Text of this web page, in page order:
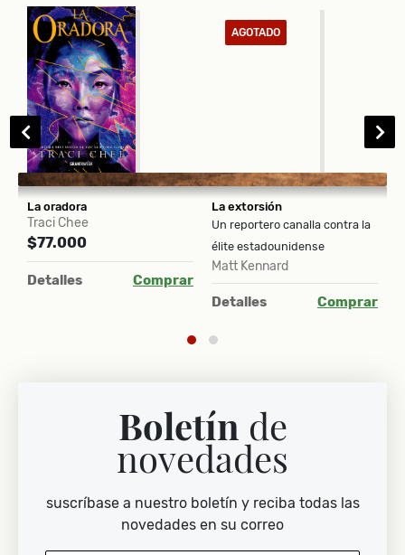
La oradora
Traci Chee
$77.000
Detalles Comprar
AGOTADO
La extorsión
Un reportero canalla contra la
élite estadounidense
Matt Kennard
Detalles Comprar
Boletín de
novedades
suscríbase a nuestro boletín y reciba todas las
novedades en su correo